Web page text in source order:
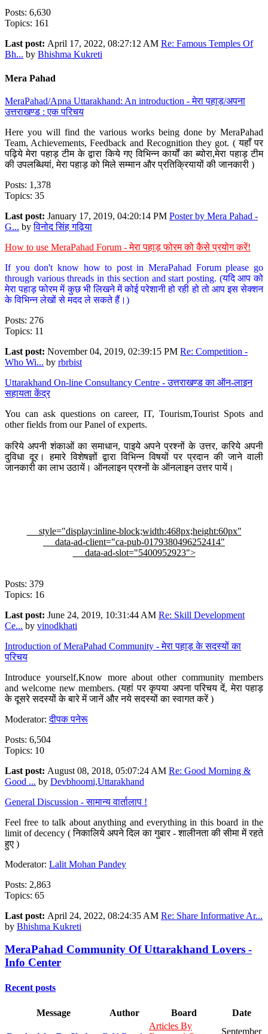
Posts: 6,630
Topics: 161
Last post: April 17, 2022, 08:27:12 AM Re: Famous Temples Of
Bh... by Bhishma Kukreti
Mera Pahad
MeraPahad/Apna Uttarakhand: An introduction - मेरा पहाड़/अपना
उत्तराखण्ड : एक परिचय
Here you will find the various works being done by MeraPahad
Team, Achievements, Feedback and Recognition they got. ( यहाँ पर
पढ़िये मेरा पहाड़ टीम के द्वारा किये गए विभिन्न कार्यों का ब्योरा,मेरा पहाड़ टीम
की उपलब्धियां, मेरा पहाड़ को मिले सम्मान और प्रतिक्रियायों की जानकारी )
Posts: 1,378
Topics: 35
Last post: January 17, 2019, 04:20:14 PM Poster by Mera Pahad -
G... byविनोद सिंह गढ़िया
How to use MeraPahad Forum - मेरा पहाड़ फोरम को कैसे प्रयोग करें!
If you don't know how to post in MeraPahad Forum please go
through various threads in this section and start posting. (यदि आप को
मेरा पहाड़ फोरम में कुछ भी लिखने में कोई परेशानी हो रही हो तो आप इस सेक्शन
के विभिन्न लेखों से मदद ले सकते हैं।)
Posts: 276
Topics: 11
Last post: November 04, 2019, 02:39:15 PM Re: Competition -
Who Wi... by rbrbist
Uttarakhand On-line Consultancy Centre - उत्तराखण्ड का ऑन-लाइन
सहायता केंद्र
You can ask questions on career, IT, Tourism,Tourist Spots and
other fields from our Panel of experts.
करिये अपनी शंकाओं का समाधान, पाइये अपने प्रश्नों के उत्तर, करिये अपनी
दुविधा दूर। हमारे विशेषज्ञों द्वारा विभिन्न विषयों पर प्रदान की जाने वाली
जानकारी का लाभ उठायें। ऑनलाइन प्रश्नों के ऑनलाइन उत्तर पायें।
style="display:inline-block;width:468px;height:60px"
data-ad-client="ca-pub-0179380496252414"
data-ad-slot="5400952923">
Posts: 379
Topics: 16
Last post: June 24, 2019, 10:31:44 AM Re: Skill Development
Ce... by vinodkhati
Introduction of MeraPahad Community - मेरा पहाड़ के सदस्यों का
परिचय
Introduce yourself,Know more about other community members
and welcome new members. (यहां पर कृपया अपना परिचय दें, मेरा पहाड़
के दूसरे सदस्यों के बारे में जानें और नये सदस्यों का स्वागत करें )
Moderator:दीपक पनेरू
Posts: 6,504
Topics: 10
Last post: August 08, 2018, 05:07:24 AM Re: Good Morning &
Good ... by Devbhoomi,Uttarakhand
General Discussion - सामान्य वार्तालाप !
Feel free to talk about anything and everything in this board in the
limit of decency ( निकालिये अपने दिल का गुबार - शालीनता की सीमा में रहते
हुए )
Moderator: Lalit Mohan Pandey
Posts: 2,863
Topics: 65
Last post: April 24, 2022, 08:24:35 AM Re: Share Informative Ar...
by Bhishma Kukreti
MeraPahad Community Of Uttarakhand Lovers -
Info Center
Recent posts
Message Author Board Date
Articles By
September